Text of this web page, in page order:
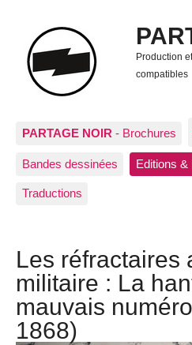
Production
compatibles
PARTAGE NOIR - Brochures
Bandes dessinées Editions &
Traductions
Les réfractaires
militaire : La
mauvais
1868)